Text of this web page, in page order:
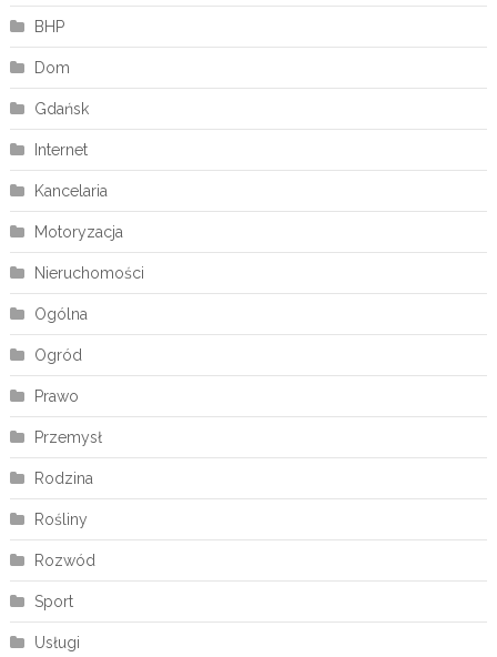
BHP
Dom
Gdańsk
Internet
Kancelaria
Motoryzacja
Nieruchomości
Ogólna
Ogród
Prawo
Przemysł
Rodzina
Rośliny
Rozwód
Sport
Usługi